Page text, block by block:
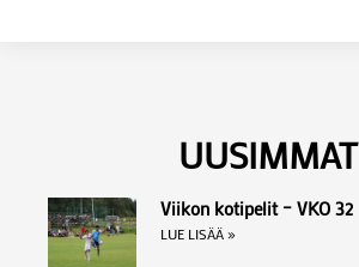
UUSIMMAT
Viikon kotipelit – VKO 32
LUE LISÄÄ »